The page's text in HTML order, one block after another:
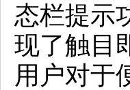
态栏提示
现了触目
用户对于